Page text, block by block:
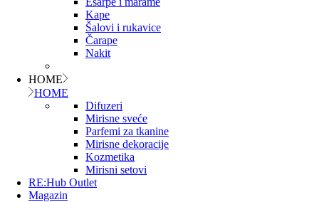
Kape
Šalovi i rukavice
Čarape
Nakit
HOME
HOME
Difuzeri
Mirisne sveće
Parfemi za tkanine
Mirisne dekoracije
Kozmetika
Mirisni setovi
RE:Hub Outlet
Magazin